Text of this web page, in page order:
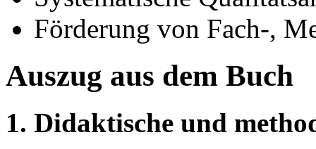
Förderung von Fach-,
Auszug aus dem Buch
1. Didaktische und